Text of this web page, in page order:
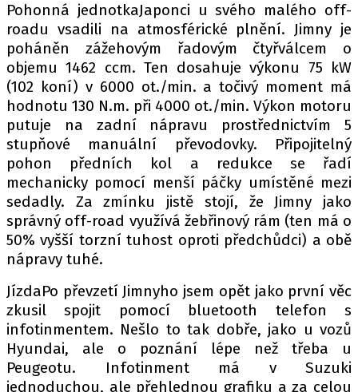
Pohonná jednotkaJaponci u svého malého off-
roadu vsadili na atmosférické plnění. Jimny je
poháněn zážehovým řadovým čtyřválcem o
objemu 1462 ccm. Ten dosahuje výkonu 75 kW
(102 koní) v 6000 ot./min. a točivý moment má
hodnotu 130 N.m. při 4000 ot./min. Výkon motoru
putuje na zadní nápravu prostřednictvím 5
stupňové manuální převodovky. Připojitelný
pohon předních kol a redukce se řadí
mechanicky pomocí menší páčky umístěné mezi
sedadly. Za zmínku jistě stojí, že Jimny jako
správný off-road využívá žebřinový rám (ten má o
50% vyšší torzní tuhost oproti předchůdci) a obě
nápravy tuhé.
JízdaPo převzetí Jimnyho jsem opět jako první věc
zkusil spojit pomocí bluetooth telefon s
infotinmentem. Nešlo to tak dobře, jako u vozů
Hyundai, ale o poznání lépe než třeba u
Peugeotu. Infotinment má v Suzuki
jednoduchou, ale přehlednou grafiku a za celou